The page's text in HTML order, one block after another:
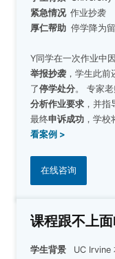
紧急情况 作业抄袭
厚仁帮助 停学降为
Y同学在一次作业中
举报抄袭，学生此前
了停学处分。 专家
分析作业要求 ，并指
最终申诉成功 ，学校
看案例 >
在线咨询
课程跟不上
学生背景
UC Irvine